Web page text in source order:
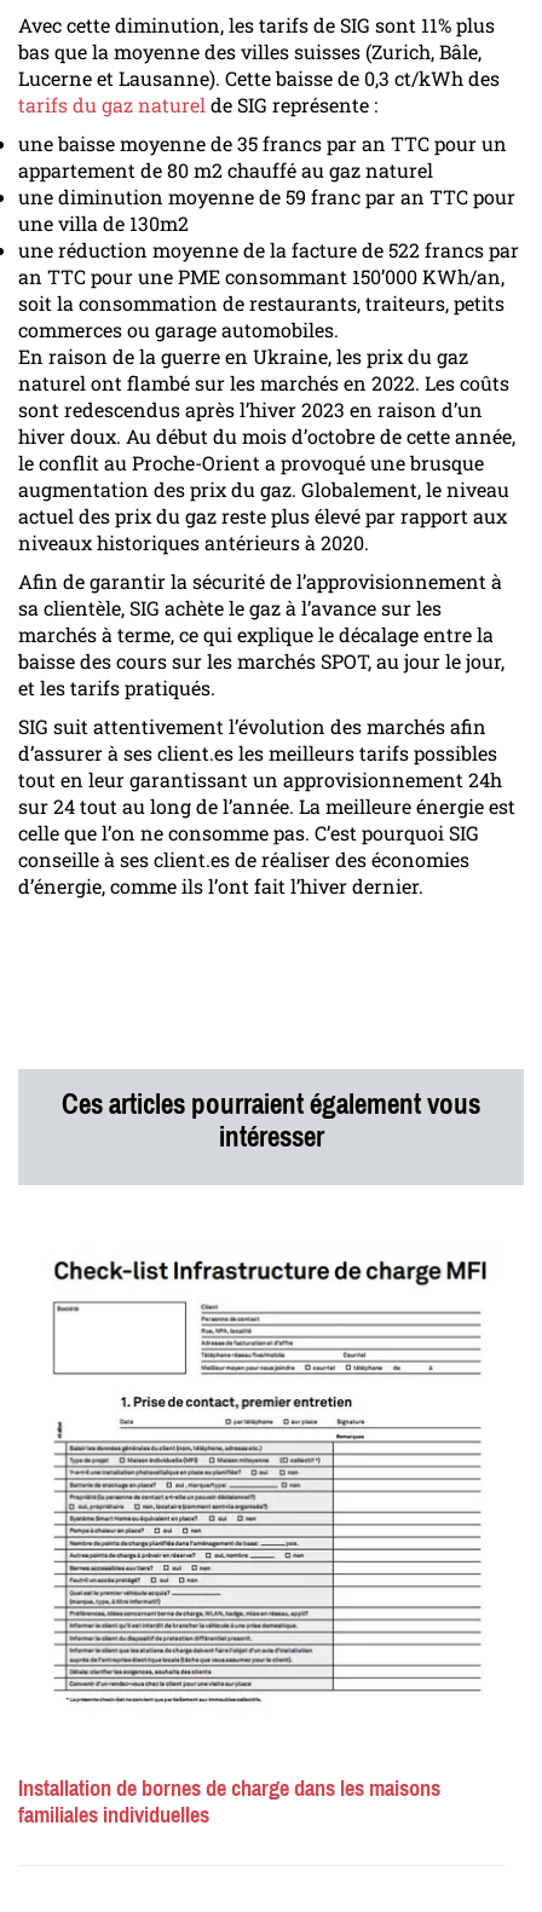
Avec cette diminution, les tarifs de SIG sont 11% plus
bas que la moyenne des villes suisses (Zurich, Bâle,
Lucerne et Lausanne). Cette baisse de 0,3 ct/kWh des
tarifs du gaz naturel de SIG représente :
une baisse moyenne de 35 francs par an TTC pour un
appartement de 80 m2 chauffé au gaz naturel
une diminution moyenne de 59 franc par an TTC pour
une villa de 130m2
une réduction moyenne de la facture de 522 francs par
an TTC pour une PME consommant 150’000 KWh/an,
soit la consommation de restaurants, traiteurs, petits
commerces ou garage automobiles.
En raison de la guerre en Ukraine, les prix du gaz
naturel ont flambé sur les marchés en 2022. Les coûts
sont redescendus après l’hiver 2023 en raison d’un
hiver doux. Au début du mois d’octobre de cette année,
le conflit au Proche-Orient a provoqué une brusque
augmentation des prix du gaz. Globalement, le niveau
actuel des prix du gaz reste plus élevé par rapport aux
niveaux historiques antérieurs à 2020.
Afin de garantir la sécurité de l’approvisionnement à
sa clientèle, SIG achète le gaz à l’avance sur les
marchés à terme, ce qui explique le décalage entre la
baisse des cours sur les marchés SPOT, au jour le jour,
et les tarifs pratiqués.
SIG suit attentivement l’évolution des marchés afin
d’assurer à ses client.es les meilleurs tarifs possibles
tout en leur garantissant un approvisionnement 24h
sur 24 tout au long de l’année. La meilleure énergie est
celle que l’on ne consomme pas. C’est pourquoi SIG
conseille à ses client.es de réaliser des économies
d’énergie, comme ils l’ont fait l’hiver dernier.
Ces articles pourraient également vous
intéresser
Installation de bornes de charge dans les maisons
familiales individuelles